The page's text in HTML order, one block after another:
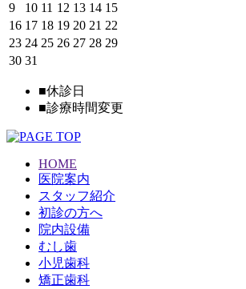
9
10 11 12 13 14 15
16 17 18 19 20 21 22
23 24 25 26 27 28 29
30 31
■休診日
■診療時間変更
HOME
医院案内
スタッフ紹介
初診の方へ
院内設備
むし歯
小児歯科
矯正歯科